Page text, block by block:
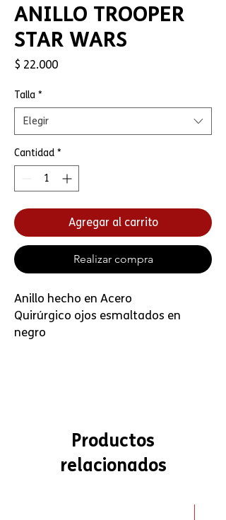
ANILLO TROOPER
STAR WARS
$ 22.000Precio
Talla *
Elegir
Cantidad *
Agregar al carrito
Realizar compra
Anillo hecho en Acero
Quirúrgico ojos esmaltados en
negro
Productos
relacionados